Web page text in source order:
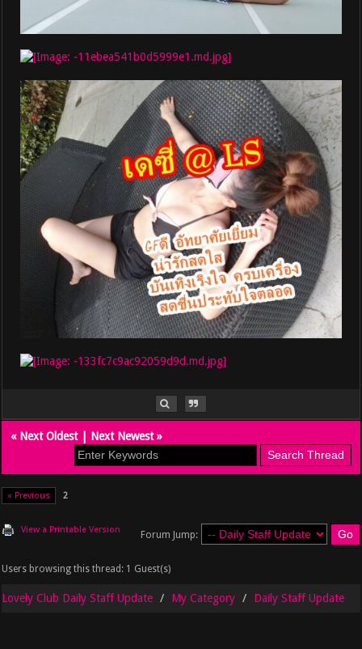
« Next Oldest| Next Newest»
« Previous 2
View a Printable Version Forum Jump:
Users browsing this thread: 1 Guest(s)
Lovely Club Daily Staff Update My Category Daily Staff Update